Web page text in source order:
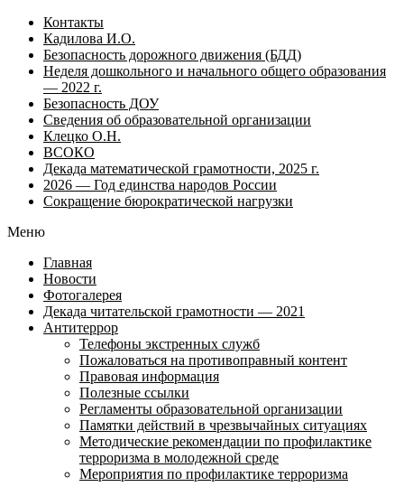
Контакты
Кадилова И.О.
Безопасность дорожного движения (БДД)
Неделя дошкольного и начального общего образования
— 2022 г.
Безопасность ДОУ
Сведения об образовательной организации
Клецко О.Н.
ВСОКО
Декада математической грамотности, 2025 г.
2026 — Год единства народов России
Сокращение бюрократической нагрузки
Меню
Главная
Новости
Фотогалерея
Декада читательской грамотности — 2021
Антитеррор
Телефоны экстренных служб
Пожаловаться на противоправный контент
Правовая информация
Полезные ссылки
Регламенты образовательной организации
Памятки действий в чрезвычайных ситуациях
Методические рекомендации по профилактике
терроризма в молодежной среде
Мероприятия по профилактике терроризма